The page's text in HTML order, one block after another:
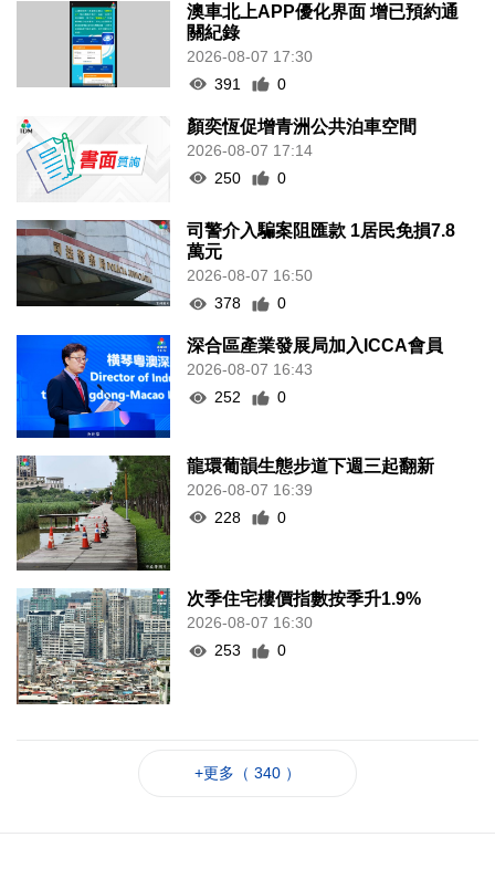
澳車北上APP優化界面 增已預約通
關紀錄
2026-08-07 17:30
391
0
顏奕恆促增青洲公共泊車空間
2026-08-07 17:14
250
0
司警介入騙案阻匯款 1居民免損7.8
萬元
2026-08-07 16:50
378
0
深合區產業發展局加入ICCA會員
2026-08-07 16:43
252
0
龍環葡韻生態步道下週三起翻新
2026-08-07 16:39
228
0
次季住宅樓價指數按季升1.9%
2026-08-07 16:30
253
0
+更多（ 340 ）